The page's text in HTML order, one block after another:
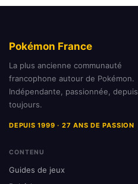
Pokémon France
La plus ancienne communauté
francophone autour de Pokémon.
Indépendante, passionnée, depuis
toujours.
DEPUIS 1999 · 27 ANS DE PASSION
CONTENU
Guides de jeux